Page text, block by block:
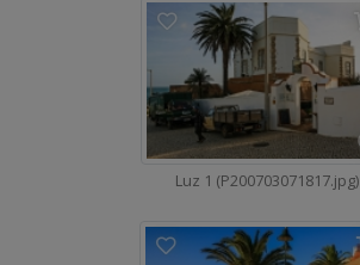
Luz 1 (P200703071817.jpg)